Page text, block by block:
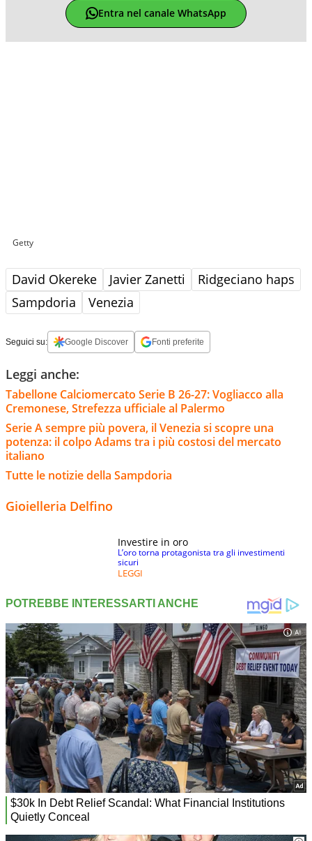
Entra nel canale WhatsApp
Getty
David Okereke Javier Zanetti
Ridgeciano haps
Sampdoria
Venezia
Seguici su: Google Discover Fonti preferite
Leggi anche:
Tabellone Calciomercato Serie B 26-27: Vogliacco alla
Cremonese, Strefezza ufficiale al Palermo
Serie A sempre più povera, il Venezia si scopre una
potenza: il colpo Adams tra i più costosi del mercato
italiano
Tutte le notizie della Sampdoria
Gioielleria Delfino
Investire in oro
L’oro torna protagonista tra gli investimenti
sicuri
LEGGI